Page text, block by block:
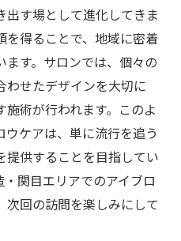
える美しい眉毛とまつ
めの施術プラン
人気のコンビネーショ
しい目元の条件
成功する施術の組み合
す場として進化してきま
を得ることで、地域に密着
す。サロンでは、個々の
せたデザインを大切に
術が行われます。このよ
ケアは、単に流行を追う
供することを目指してい
関目エリアでのアイブロ
回の訪問を楽しみにして